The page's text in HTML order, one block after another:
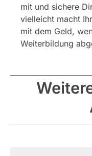
mit und sichere
vielleicht macht
mit dem Geld,
Weiterbildung